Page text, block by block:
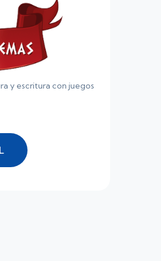
y escritura con juegos